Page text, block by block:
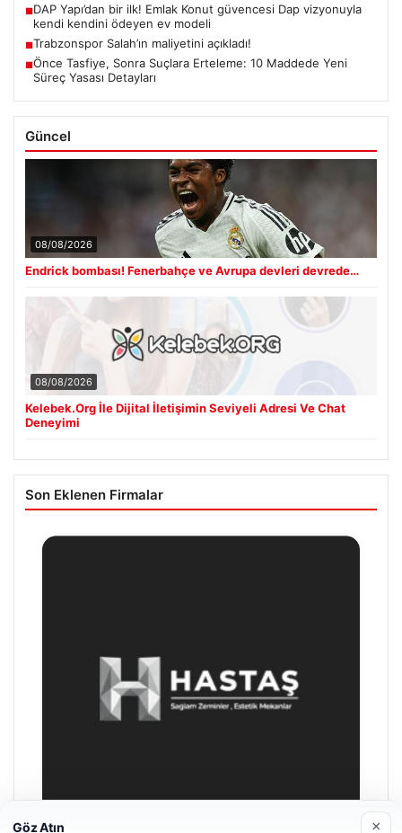
■DAP Yapı’dan bir ilk! Emlak Konut güvencesi Dap vizyonuyla
kendi kendini ödeyen ev modeli
■Trabzonspor Salah’ın maliyetini açıkladı!
■Önce Tasfiye, Sonra Suçlara Erteleme: 10 Maddede Yeni
Süreç Yasası Detayları
Güncel
08/08/2026
Endrick bombası! Fenerbahçe ve Avrupa devleri devrede…
08/08/2026
Kelebek.Org İle Dijital İletişimin Seviyeli Adresi Ve Chat
Deneyimi
Son Eklenen Firmalar
Göz Atın ×